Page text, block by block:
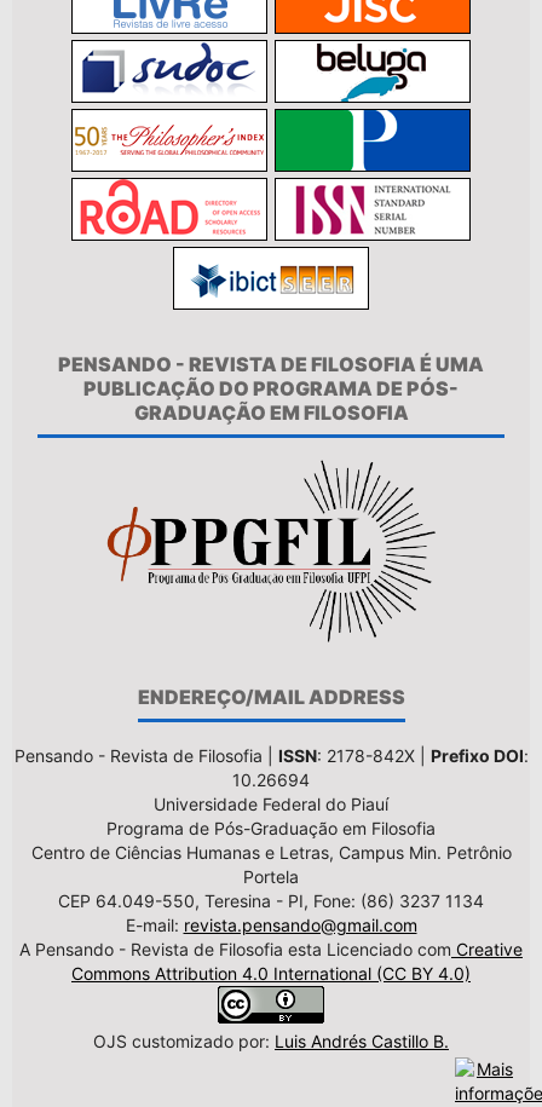
PENSANDO - REVISTA DE FILOSOFIA É UMA
PUBLICAÇÃO DO PROGRAMA DE PÓS-
GRADUAÇÃO EM FILOSOFIA
ENDEREÇO/MAIL ADDRESS
Pensando - Revista de Filosofia | ISSN: 2178-842X | Prefixo DOI:
10.26694
Universidade Federal do Piauí
Programa de Pós-Graduação em Filosofia
Centro de Ciências Humanas e Letras, Campus Min. Petrônio
Portela
CEP 64.049-550, Teresina - PI, Fone: (86) 3237 1134
E-mail: revista.pensando@gmail.com
A Pensando - Revista de Filosofia esta Licenciado com Creative
Commons Attribution 4.0 International (CC BY 4.0)
OJS customizado por: Luis Andrés Castillo B.